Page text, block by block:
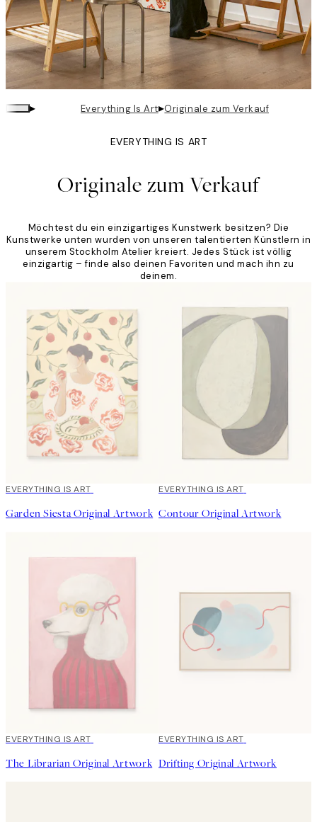
▸ Everything Is Art▸Originale zum Verkauf
EVERYTHING IS ART
Originale zum Verkauf
Möchtest du ein einzigartiges Kunstwerk besitzen? Die
Kunstwerke unten wurden von unseren talentierten Künstlern in
unserem Stockholm Atelier kreiert. Jedes Stück ist völlig
einzigartig – finde also deinen Favoriten und mach ihn zu
deinem.
EVERYTHING IS ART
Garden Siesta Original Artwork
EVERYTHING IS ART
Contour Original Artwork
EVERYTHING IS ART
The Librarian Original Artwork
EVERYTHING IS ART
Drifting Original Artwork